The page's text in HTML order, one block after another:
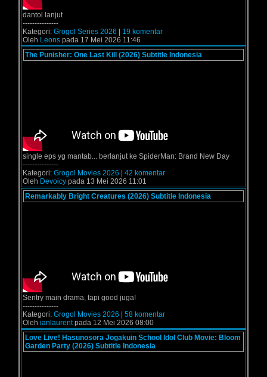
dantol lanjut
---------------
Kategori: Grogol Series 2026
19 komentar
Oleh Leons pada 17 Mei 2026 11:46
The Punisher: One Last Kill (2026) Subtitle Indonesia
single eps yg mantab... berlanjut ke SpiderMan: Brand New Day
---------------
Kategori: Grogol Movies 2026
42 komentar
Oleh Devoicy pada 13 Mei 2026 11:01
Remarkably Bright Creatures (2026) Subtitle Indonesia
Sentry main drama, tapi good juga!
---------------
Kategori: Grogol Movies 2026
58 komentar
Oleh ianlaurentpada 12 Mei 2026 08:00
Love Live! Hasunosora Jogakuin School Idol Club Movie: Bloom
Garden Party (2026) Subtitle Indonesia